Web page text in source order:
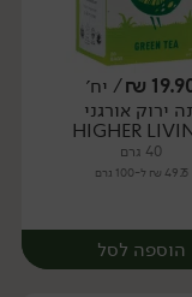
יח׳
₪/ יח׳
ירוק אורגני
HIGHER
40 גרם
49.75 ₪ ל-100 גרם
הוספה לסל